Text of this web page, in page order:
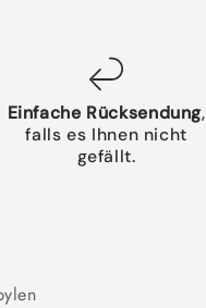
Einfache Rücksendung,
falls es Ihnen nicht
gefällt.